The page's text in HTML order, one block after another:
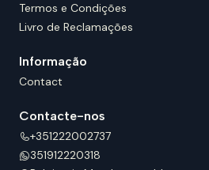
Termos e Condições
Livro de Reclamações
Informação
Contact
Contacte-nos
+351222002737
351912220318